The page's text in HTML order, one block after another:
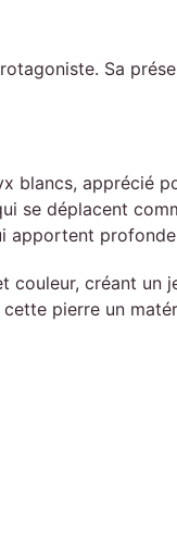
Sa
blancs, apprécié
se déplacent
apportent
créant un
pierre un